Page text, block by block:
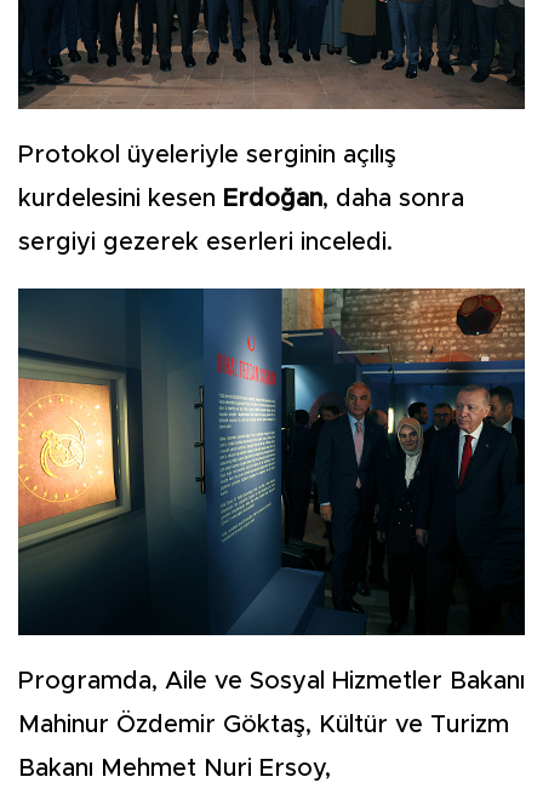
Protokol üyeleriyle serginin açılış
kurdelesini kesen Erdoğan, daha sonra
sergiyi gezerek eserleri inceledi.
Programda, Aile ve Sosyal Hizmetler Bakanı
Mahinur Özdemir Göktaş, Kültür ve Turizm
Bakanı Mehmet Nuri Ersoy,